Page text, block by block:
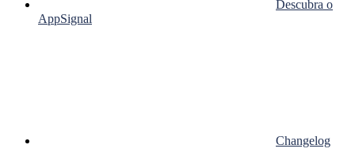
Descubra o
AppSignal
Changelog